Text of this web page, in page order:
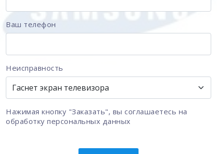
Ваш телефон
Неисправность
Нажимая кнопку "Заказать", вы соглашаетесь на
обработку персональных данных